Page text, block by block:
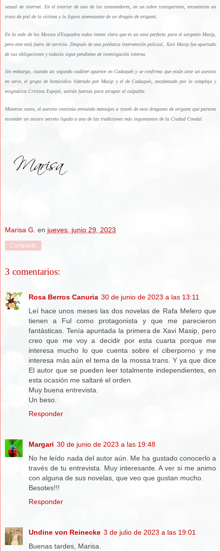
sexual de internet. En el interior de uno de los contenedores, en un sobre transparente, encuentran un
trozo de piel de la víctima y la figura amenazante de un dragón de origami.
En la sede de los Mossos d'Esquadra todos tienen claro que es un caso perfecto para el sargento Masip,
pero este está fuera de servicio. Después de una polémica intervención policial, Xavi Masip fue apartado
de sus obligaciones y todavía sigue pendiente de investigación interna.
Sin embargo, cuando un segundo cadáver aparece en Cadaqués y se confirma que están ante un asesino
en serie, el grupo de homicidios liderado por Masip y el de Cadaqués, encabezado por la compleja y
enigmática Cristina Espejel, unirán fuerzas para atrapar al culpable.
Mientras tanto, el asesino continúa enviando mensajes a través de esos dragones de origami que parecen
esconder un oscuro secreto ligado a una de las tradiciones más inquietantes de la Ciudad Condal.
Marisa G. en jueves, junio 29, 2023
Compartir
3 comentarios:
Rosa Berros Canuria 30 de junio de 2023 a las 13:11
Leí hace unos meses las dos novelas de Rafa Melero que
tienen a Ful como protagonista y que me parecieron
fantásticas. Tenía apuntada la primera de Xavi Masip, pero
creo que me voy a decidir por esta cuarta porque me
interesa mucho lo que cuenta sobre el ciberporno y me
interesa más aún el tema de la mossa trans. Y ya que dice
El autor que se pueden leer totalmente independientes, en
esta ocasión me saltaré el orden.
Muy buena entrevista.
Un beso.
Responder
Margari 30 de junio de 2023 a las 19:48
No he leído nada del autor aún. Me ha gustado conocerlo a
través de tu entrevista. Muy interesante. A ver si me animo
con alguna de sus novelas, que veo que gustan mucho.
Besotes!!!
Responder
Undine von Reinecke 3 de julio de 2023 a las 19:01
Buenas tardes, Marisa.